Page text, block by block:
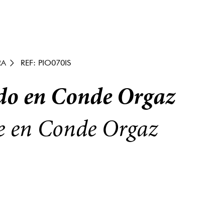
REF: PIO070IS
en Conde Orgaz
en Conde Orgaz